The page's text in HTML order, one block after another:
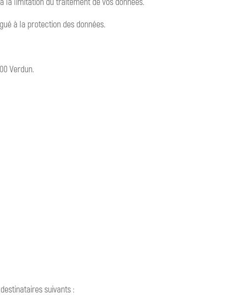
à la protection des données.
Verdun.
suivants :